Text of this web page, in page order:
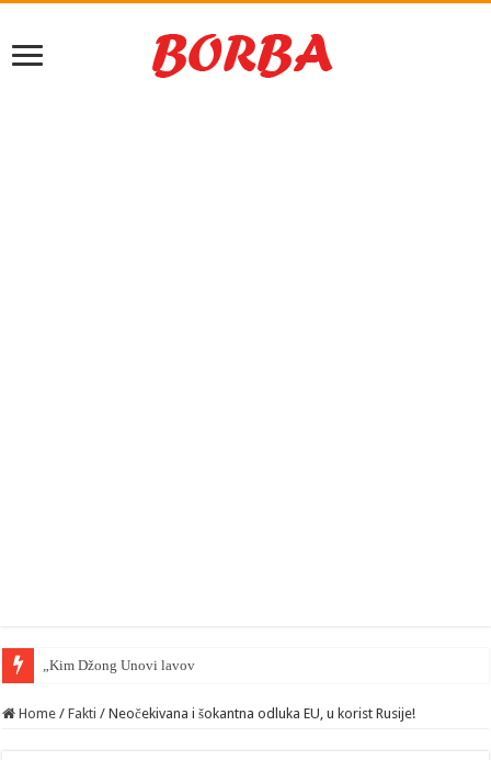
„Kim Džong Unovi lavovi“ doveli Kijev, na kolena
Home / Fakti / Neočekivana i šokantna odluka EU, u korist Rusije!